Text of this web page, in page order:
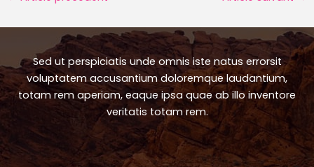
articles
Sed ut perspiciatis unde omnis iste natus errorsit
voluptatem accusantium doloremque laudantium,
totam rem aperiam, eaque ipsa quae ab illo inventore
veritatis totam rem.